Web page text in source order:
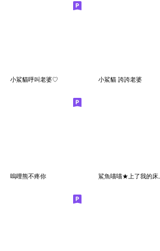
小鯊貓呼叫老婆♡ 小鯊貓 誇誇老婆
嗚哩熊不疼你